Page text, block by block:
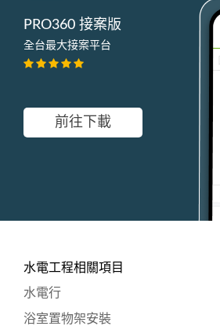
PRO360 接案版
全台最大接案平台
前往下載
水電工程相關項目
水電行
浴室置物架安裝